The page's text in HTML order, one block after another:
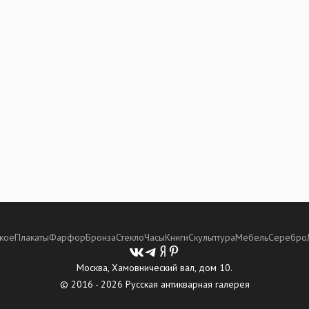
ПлакатыФарфорБронзаСтеклоЧасыКнигиСкульптураМебельСеребро
Москва, Хамовнический вал, дом 10.
© 2016 - 2026 Русская антикварная галерея